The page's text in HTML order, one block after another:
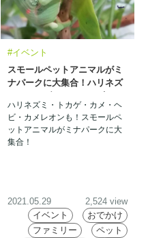
#イベント
スモールペットアニマルがミ
ナパークに大集合！ハリネズ
ミ・トカゲ・カメ・ヘビ・カ
メレオンも！【エキゾチック
レプタイルエキスポ】5月30
日(日)
ハリネズミ・トカゲ・カメ・ヘ
ビ・カメレオンも！スモールペ
ットアニマルがミナパークに大
集合！
2021.05.29
2,524 view
イベント
おでかけ
ファミリー
ペット